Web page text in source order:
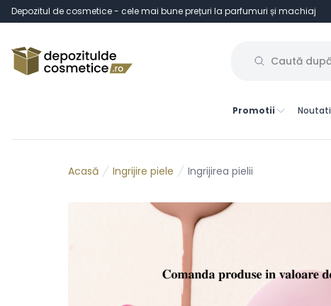
Depozitul de cosmetice - cele mai bune prețuri la parfumuri și machiaj
Promotii Noutati
Acasă Ingrijire piele Ingrijirea pielii